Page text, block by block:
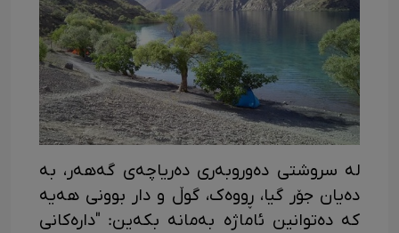
لە سروشتی دەوروبەری دەریاچەی گەهەر، بە
دەیان جۆر گیا، ڕووەک، گوڵ و دار بوونی هەیە
کە دەتوانین ئاماژە بەمانە بکەین: "دارەکانی